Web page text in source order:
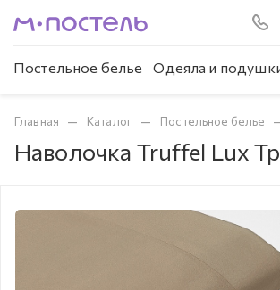
Постельное белье Одеяла и
Главная — Каталог — Постельное белье
Наволочка Truffel Lux